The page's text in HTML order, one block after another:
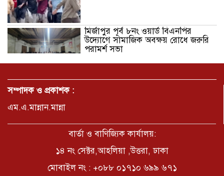
মির্জাপুর পূর্ব ৮নং ওয়ার্ড বিএনপির
উদ্যোগে সামাজিক অবক্ষয় রোধে জরুরি
পরামর্শ সভা
ভ্রমণ কাহিনী: পদ্মা পারে আনন্দ ভ্রমণ –
সময় –মুক্তা পারভীন
কক্সবাজার ইনানী বিচে ‘কুমিল্লা কবি
সম্পাদক ও প্রকাশক :
এম.এ.মান্নান.মান্না
বার্তা ও বাণিজ্যিক কার্যালয়:
১৪ নং সেক্টর,আহলিয়া ,উত্তরা, ঢাকা
মোবাইল নং : +০৮৮ ০১৭১০ ৬৯৯ ৬৭১